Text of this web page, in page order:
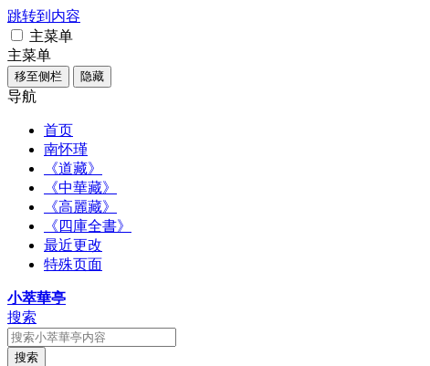
跳转到内容
主菜单
主菜单
移至侧栏 隐藏
导航
首页
南怀瑾
《道藏》
《中華藏》
《高麗藏》
《四庫全書》
最近更改
特殊页面
小萃華亭
搜索
搜索